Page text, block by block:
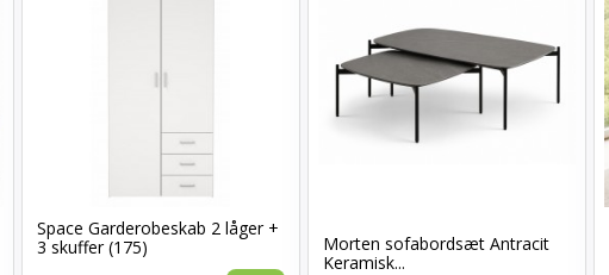
Space Garderobeskab 2 låger +
3 skuffer (175)
Morten sofabordsæt Antracit
Keramisk...